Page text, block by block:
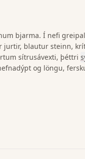
bjarma. Í nefi
jurtir, blautur steinn,
sítrusávexti, þéttri
og löngu,